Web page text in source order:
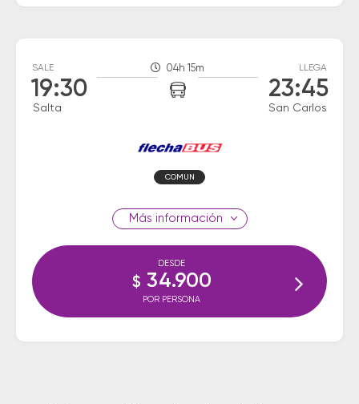
SALE
19:30
Salta
04h 15m LLEGA
23:45
San Carlos
COMUN
información
DESDE
$ 34.900
POR PERSONA